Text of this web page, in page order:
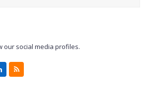
our social media profiles.
RSS